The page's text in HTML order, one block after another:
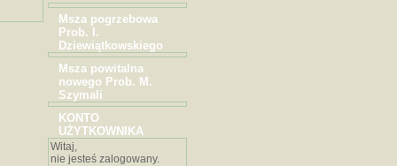
Msza pogrzebowa
Prob. I.
Dziewiątkowskiego
Msza powitalna
nowego Prob. M.
Szymali
KONTO
UŻYTKOWNIKA
Witaj,
nie jesteś zalogowany.